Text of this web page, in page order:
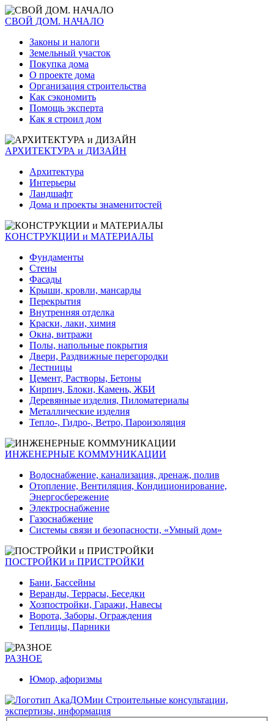
СВОЙ ДОМ. НАЧАЛО
Законы и налоги
Земельный участок
Покупка дома
О проекте дома
Организация строительства
Как сэкономить
Помощь эксперта
Как я строил дом
АРХИТЕКТУРА и ДИЗАЙН
Архитектура
Интерьеры
Ландшафт
Дома и проекты знаменитостей
КОНСТРУКЦИИ и МАТЕРИАЛЫ
Фундаменты
Стены
Фасады
Крыши, кровли, мансарды
Перекрытия
Внутренняя отделка
Краски, лаки, химия
Окна, витражи
Полы, напольные покрытия
Двери, Раздвижные перегородки
Лестницы
Цемент, Растворы, Бетоны
Кирпич, Блоки, Камень, ЖБИ
Деревянные изделия, Пиломатериалы
Металлические изделия
Тепло-, Гидро-, Ветро, Пароизоляция
ИНЖЕНЕРНЫЕ КОММУНИКАЦИИ
Водоснабжение, канализация, дренаж, полив
Отопление, Вентиляция, Кондиционирование,
Энергосбережение
Электроснабжение
Газоснабжение
Системы связи и безопасности, «Умный дом»
ПОСТРОЙКИ и ПРИСТРОЙКИ
Бани, Бассейны
Веранды, Террасы, Беседки
Хозпостройки, Гаражи, Навесы
Ворота, Заборы, Ограждения
Теплицы, Парники
РАЗНОЕ
Юмор, афоризмы
Строительные консультации,
экспертизы, информация